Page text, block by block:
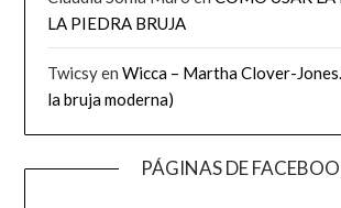
LA PIEDRA BRUJA
TwicsyenWicca – Martha Clover-
la bruja moderna)
PÁGINAS DE